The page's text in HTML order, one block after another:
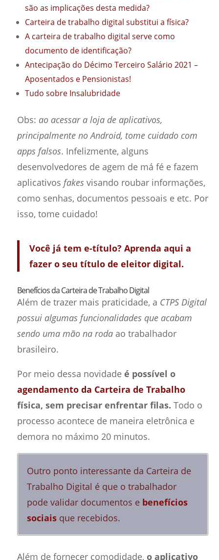
são as implicações desta medida?
Carteira de trabalho digital substitui a física?
A carteira de trabalho digital serve como
documento de identificação?
Antecipação do Décimo Terceiro Salário 2021 –
Aposentados e Pensionistas!
Tudo sobre Insalubridade
Obs: ao acessar a loja de aplicativos,
principalmente no Android, tome cuidado com
apps falsos. Infelizmente, alguns
desenvolvedores de agem de má fé e fazem
aplicativos fakes visando roubar informações,
como senhas, documentos pessoais e etc. Por
isso, tome cuidado!
Você já tem e-título? Aprenda aqui a
fazer o seu título de eleitor digital.
Benefícios da Carteira de Trabalho Digital
Além de trazer mais praticidade, a CTPS Digital
possui algumas funcionalidades que acabam
sendo uma mão na rodaao trabalhador
brasileiro.
Por meio dessa novidade é possível o
agendamento da Carteira de Trabalho
física, sem precisar enfrentar filas. Todo o
processo acontece de maneira eletrônica e
demora no máximo 20 minutos.
Outro ponto interessante da Carteira de
Trabalho Digital é que o trabalhador
pode validar documentos e benefícios
sociaisque recebidos.
Além de fornecer comodidade, o aplicativo